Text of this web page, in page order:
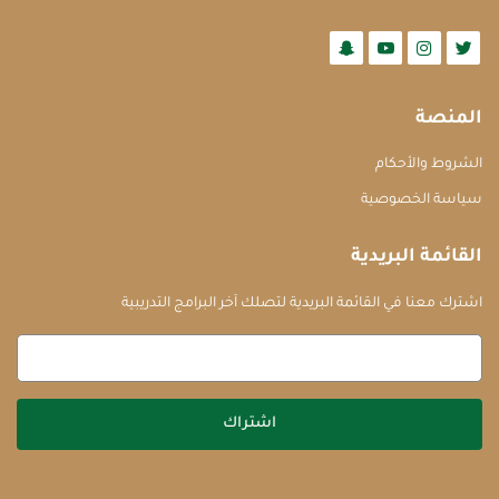
المنصة
الشروط والأحكام
سياسة الخصوصية
القائمة البريدية
اشترك معنا في القائمة البريدية لتصلك آخر البرامج التدريبية
اشتراك